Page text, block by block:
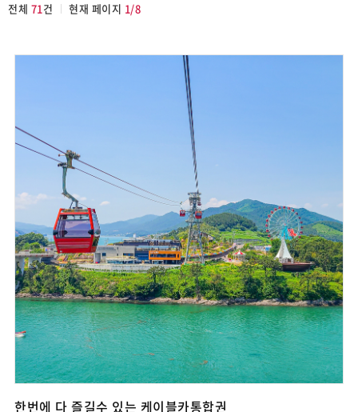
전체 71건 현재 페이지 1/8
한번에 다 즐길수 있는 케이블카통합권